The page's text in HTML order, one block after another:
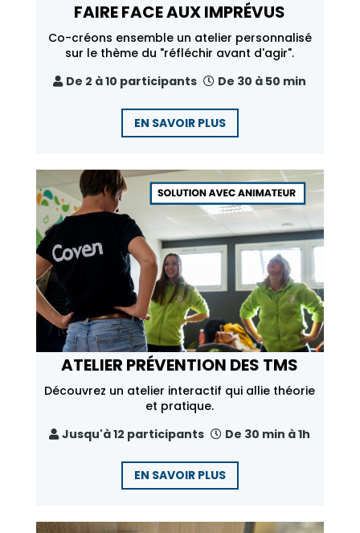
FAIRE FACE AUX IMPRÉVUS
Co-créons ensemble un atelier personnalisé
sur le thème du "réfléchir avant d'agir".
De 2 à 10 participants
De 30 à 50 min
EN SAVOIR PLUS
ATELIER PRÉVENTION DES TMS
Découvrez un atelier interactif qui allie théorie
et pratique.
Jusqu'à 12 participants
De 30 min à 1h
EN SAVOIR PLUS